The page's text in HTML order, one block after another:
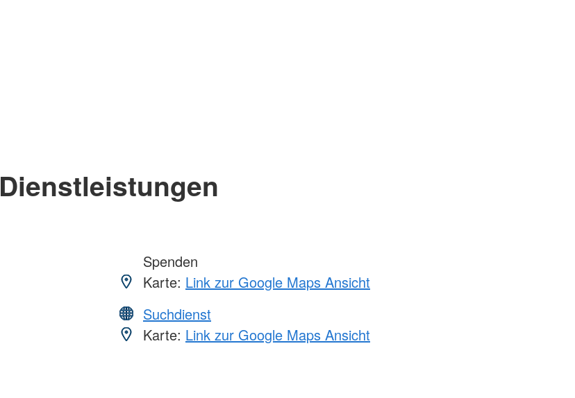
Dienstleistungen
Spenden
Karte: Link zur Google Maps Ansicht
Suchdienst
Karte: Link zur Google Maps Ansicht